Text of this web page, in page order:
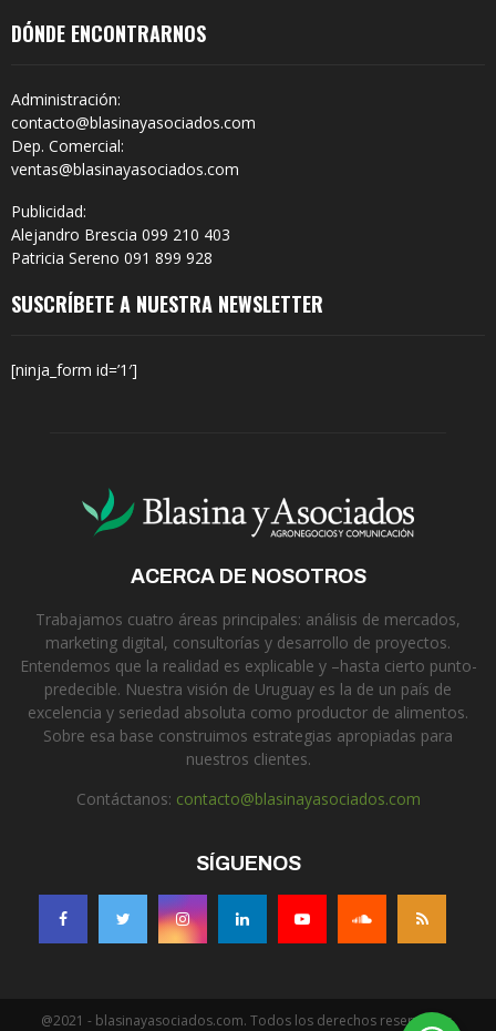
DÓNDE ENCONTRARNOS
Administración:
contacto@blasinayasociados.com
Dep. Comercial:
ventas@blasinayasociados.com
Publicidad:
Alejandro Brescia 099 210 403
Patricia Sereno 091 899 928
SUSCRÍBETE A NUESTRA NEWSLETTER
[ninja_form id=’1′]
ACERCA DE NOSOTROS
Trabajamos cuatro áreas principales: análisis de mercados,
marketing digital, consultorías y desarrollo de proyectos.
Entendemos que la realidad es explicable y –hasta cierto punto-
predecible. Nuestra visión de Uruguay es la de un país de
excelencia y seriedad absoluta como productor de alimentos.
Sobre esa base construimos estrategias apropiadas para
nuestros clientes.
Contáctanos: contacto@blasinayasociados.com
SÍGUENOS
@2021 - blasinayasociados.com. Todos los derechos reservados.